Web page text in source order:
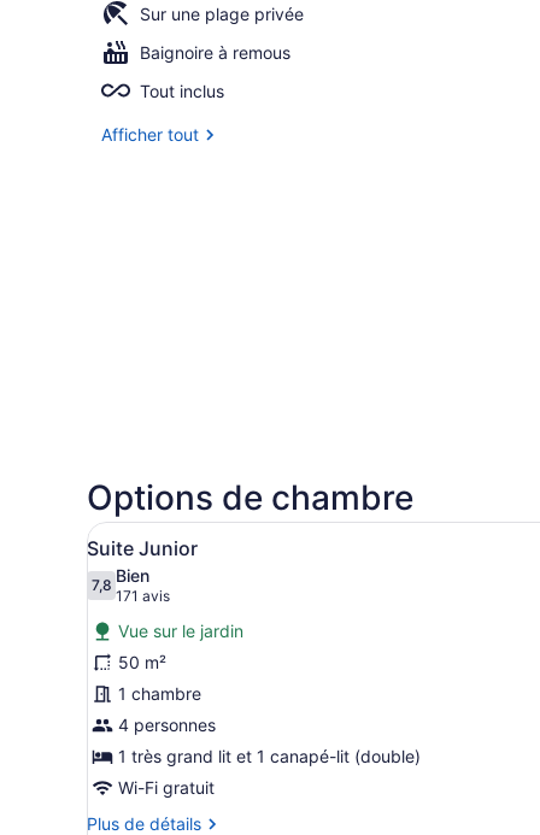
Sur une plage privée
Baignoire à remous
Tout inclus
Afficher tout
Options de chambre
Afficher
toutes
les
photos
pour
ce
type
de
chambre :
Suite
Junior
Une chambre d’hôtel
8
Suite Junior
7,87,8 sur 10
Bien
171 avis
(171 avis)
Vue sur le jardin
50 m²
1 chambre
4 personnes
1 très grand lit et 1 canapé-lit (double)
Wi-Fi gratuit
Plus de détails
Plus